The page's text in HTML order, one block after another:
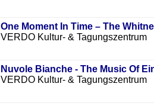
One Moment In Time – The
VERDO Kultur- & Tagungszentrum
Nuvole Bianche - The Music Of
VERDO Kultur- & Tagungszentrum